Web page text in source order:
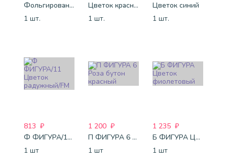
Фольгированный шар Цветок розовый
1 шт.
Цветок красный
1 шт.
Цветок синий
1 шт.
813 ₽
Ф ФИГУРА/11 Цветок радужный/FM
1 шт
1 200 ₽
П ФИГУРА 6 Роза бутон красный
1 шт
1 235 ₽
Б ФИГУРА Цветок фиолетовый
1 шт